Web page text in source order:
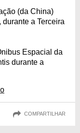
(da China)
a Terceira
Espacial da
durante a
COMPARTILHAR